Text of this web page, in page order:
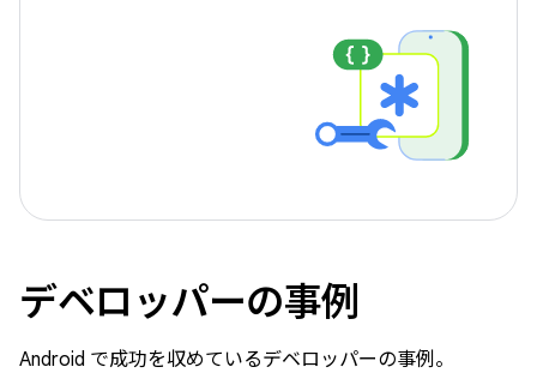
デベロッパーの事例
Android で成功を収めているデベロッパーの事例。